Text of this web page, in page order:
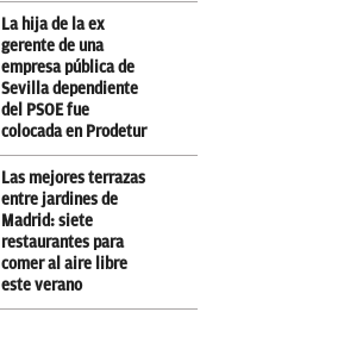
La hija de la ex
gerente de una
empresa pública de
Sevilla dependiente
del PSOE fue
colocada en Prodetur
Las mejores terrazas
entre jardines de
Madrid: siete
restaurantes para
comer al aire libre
este verano